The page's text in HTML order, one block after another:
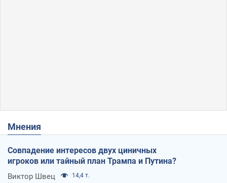
Мнения
Совпадение интересов двух циничных
игроков или тайный план Трампа и Путина?
Виктор Швец 14,4 т.